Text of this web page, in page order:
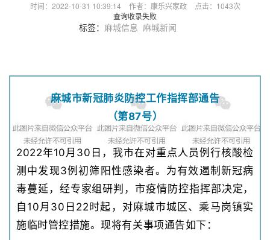
时间：2022-10-31 10:39:14 作者：康乐兴家政 点击： 1043次
查询收录失败
标签： 麻城信息 麻城新闻
麻城市新冠肺炎防控工作指挥部通告
（第87号）
2022年10月30日，我市在对重点人员例行核酸检
测中发现3例初筛阳性感染者。为有效遏制新冠病
毒蔓延，经专家组研判，市疫情防控指挥部决定，
自10月30日22时起，对麻城市城区、乘马岗镇实
施临时管控措施。现将有关事项通告如下：